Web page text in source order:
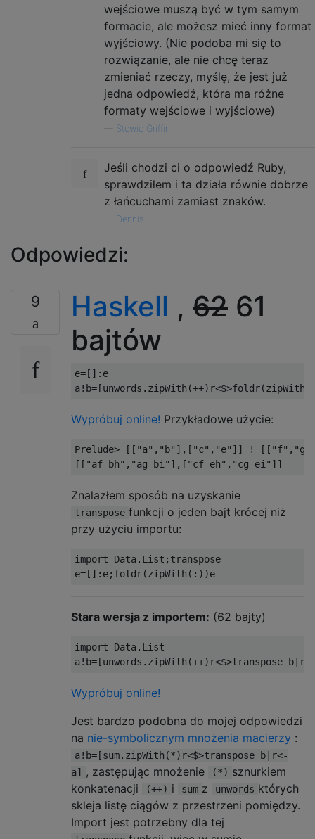
wejściowe muszą być w tym samym
formacie, ale możesz mieć inny format
wyjściowy. (Nie podoba mi się to
rozwiązanie, ale nie chcę teraz
zmieniać rzeczy, myślę, że jest już
jedna odpowiedź, która ma różne
formaty wejściowe i wyjściowe)
Stewie Griffin
Jeśli chodzi ci o odpowiedź Ruby,
sprawdziłem i ta działa równie dobrze
z łańcuchami zamiast znaków.
Dennis
Odpowiedzi:
9 Haskell , 62 61
bajtów
e=[]: e
a! b=[unwords . zipWith (++) r<$>foldr(zipWith
Wypróbuj online! Przykładowe użycie:
Prelude> [[ "a" , "b" ],[ "c" , "e" ]] ! [[ "f" , "g"
[[ "af bh" , "ag bi" ],[ "cf eh" , "cg ei" ]]
Znalazłem sposób na uzyskanie
transpose funkcji o jeden bajt krócej niż
przy użyciu importu:
import Data.List ; transpose
e=[]: e; foldr(zipWith (:))e
Stara wersja z importem: (62 bajty)
import Data.List
a! b=[unwords . zipWith (++) r<$>transpose b r
Wypróbuj online!
Jest bardzo podobna do mojej odpowiedzi
na nie-symbolicznym mnożenia macierzy :
a!b=[sum.zipWith(*)r<$>transpose b|r<-
a]
, zastępując mnożenie (*) sznurkiem
konkatenacji
(++) i sum z unwords których
skleja listę ciągów z przestrzeni pomiędzy.
Import jest potrzebny dla tej